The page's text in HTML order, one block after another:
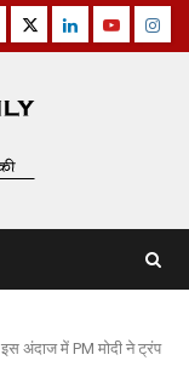
TwitterLinkedinYoutube
अंदाज में PM मोदी ने ट्रंप